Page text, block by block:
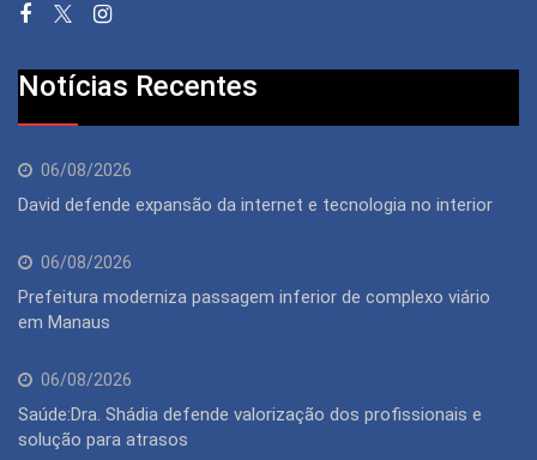
Notícias Recentes
06/08/2026
David defende expansão da internet e tecnologia no interior
06/08/2026
Prefeitura moderniza passagem inferior de complexo viário
em Manaus
06/08/2026
Saúde:Dra. Shádia defende valorização dos profissionais e
solução para atrasos